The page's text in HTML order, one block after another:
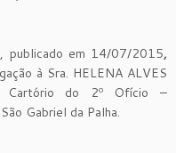
, publicado em 14/07/2015,
à Sra. HELENA ALVES
Cartório do 2º Ofício –
Gabriel da Palha.